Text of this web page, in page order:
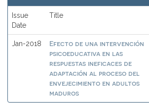
Issue
Date
Title
Jan-2018
Efecto de una intervención
psicoeducativa en las
respuestas ineficaces de
adaptación al proceso del
envejecimiento en adultos
maduros